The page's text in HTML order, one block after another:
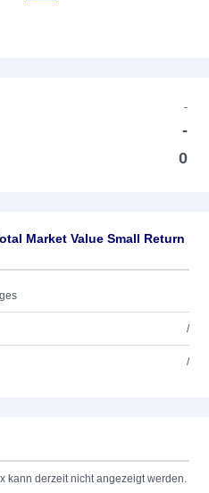
-
-
0
Market Value Small Return
/
/
kann derzeit nicht angezeigt werden.